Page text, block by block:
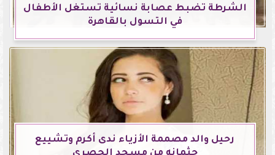
الشرطة تضبط عصابة نسائية تستغل الأطفال
في التسول بالقاهرة
رحيل والد مصممة الأزياء ندى أكرم وتشييع